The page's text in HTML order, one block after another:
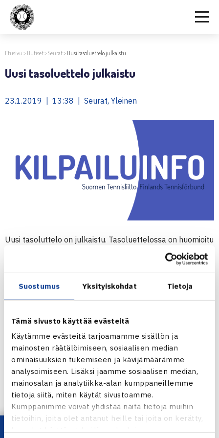
Suostumus Yksityiskohdat Tietoja
Tämä sivusto käyttää evästeitä
Käytämme evästeitä tarjoamamme sisällön ja
mainosten räätälöimiseen, sosiaalisen median
ominaisuuksien tukemiseen ja kävijämäärämme
analysoimiseen. Lisäksi jaamme sosiaalisen median,
mainosalan ja analytiikka-alan kumppaneillemme
tietoja siitä, miten käytät sivustoamme.
Kumppanimme voivat yhdistää näitä tietoja muihin
tietoihin, joita olet antanut heille tai joita on kerätty,
Etusivu > Uutiset>Seurat> Uusi tasoluettelo julkaistu
Uusi tasoluettelo julkaistu
23.1.2019 | 13:38 | Seurat, Yleinen
Uusi tasoluttelo on julkaistu. Tasoluettelossa on huomioitu
luettelon mukaisesti. HUOM! Yleisessä sarjatenniksessä
tasoluettelo käyttöön heti! Muistakaa tarkistaa siis
pelaajajärjestys – pelaajajärjestys voi siis muuttua kesken
sarjakauden (pois lukien senioreiden sarjatennis).
Tasoluettelon ilmestymiseen saakka tammikuun pisteet
on prosessoitu vanhan tasoluettelon tasojen mukaan.
KATSO UUSI TASOLUETTELO